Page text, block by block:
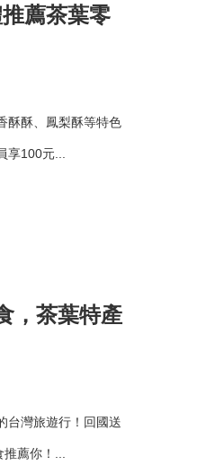
薦茶葉零
酥酥、鳳梨酥等特色
享100元...
，茶葉特產
台灣旅遊行！回國送
推薦你！...